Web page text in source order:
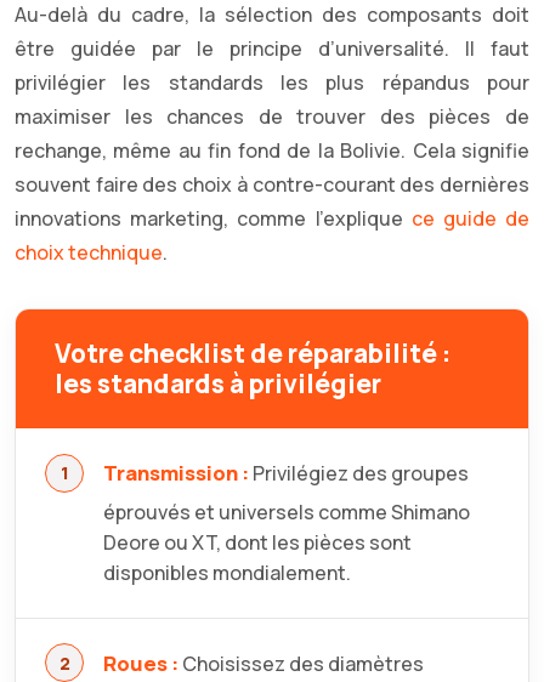
Au-delà du cadre, la sélection des composants doit
être guidée par le principe d’universalité. Il faut
privilégier les standards les plus répandus pour
maximiser les chances de trouver des pièces de
rechange, même au fin fond de la Bolivie. Cela signifie
souvent faire des choix à contre-courant des dernières
innovations marketing, comme l’explique ce guide de
choix technique.
Votre checklist de réparabilité :
les standards à privilégier
Transmission : Privilégiez des groupes
éprouvés et universels comme Shimano
Deore ou XT, dont les pièces sont
disponibles mondialement.
Roues : Choisissez des diamètres